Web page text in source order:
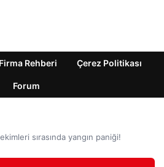
Firma Rehberi Çerez Politikası
Forum
sırasında yangın paniği!